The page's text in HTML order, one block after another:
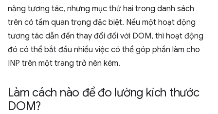
năng tương tác, nhưng mục thứ hai trong danh sách
trên có tầm quan trọng đặc biệt. Nếu một hoạt động
tương tác dẫn đến thay đổi đối với DOM, thì hoạt động
đó có thể bắt đầu nhiều việc có thể góp phần làm cho
INP trên một trang trở nên kém.
Làm cách nào để đo lường kích thước
DOM?